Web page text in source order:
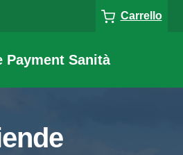
Carrello
Payment Sanità